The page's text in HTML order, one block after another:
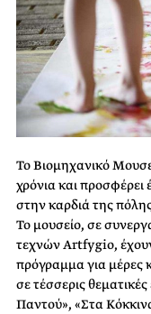
Το Βιομηχανικό
χρόνια και
στην καρδιά της
Το μουσείο, σε
τεχνών Artfygio, έχουν
πρόγραμμα για μέρες
σε τέσσερις
Παντού», «Στα